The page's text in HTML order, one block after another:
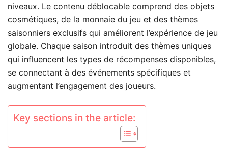
niveaux. Le contenu déblocable comprend des objets
cosmétiques, de la monnaie du jeu et des thèmes
saisonniers exclusifs qui améliorent l’expérience de jeu
globale. Chaque saison introduit des thèmes uniques
qui influencent les types de récompenses disponibles,
se connectant à des événements spécifiques et
augmentant l’engagement des joueurs.
Key sections in the article: